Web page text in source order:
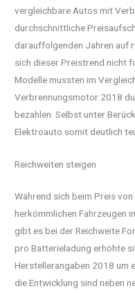
vergleichbare Autos mit
durchschnittliche
darauffolgenden Jahren auf
sich dieser Preistrend nicht
Modelle mussten im
Verbrennungsmotor 2018
bezahlen. Selbst unter
Elektroauto somit deutlich
Reichweiten steigen
Während sich beim Preis
herkömmlichen Fahrzeugen
gibt es bei der Reichweite
pro Batterieladung erhöhte
Herstellerangaben 2018 um
die Entwicklung sind neben